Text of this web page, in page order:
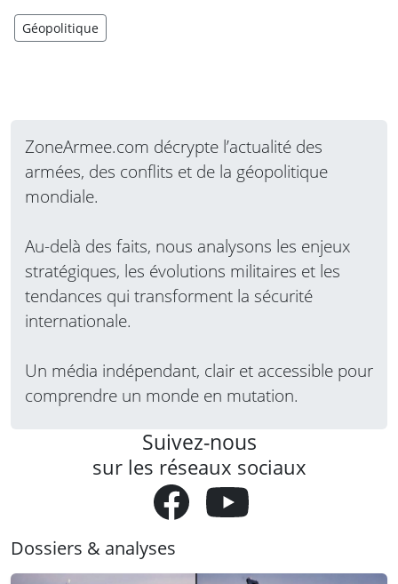
Géopolitique
ZoneArmee.com décrypte l’actualité des
armées, des conflits et de la géopolitique
mondiale.
Au-delà des faits, nous analysons les enjeux
stratégiques, les évolutions militaires et les
tendances qui transforment la sécurité
internationale.
Un média indépendant, clair et accessible pour
comprendre un monde en mutation.
Suivez-nous
sur les réseaux sociaux
Dossiers & analyses